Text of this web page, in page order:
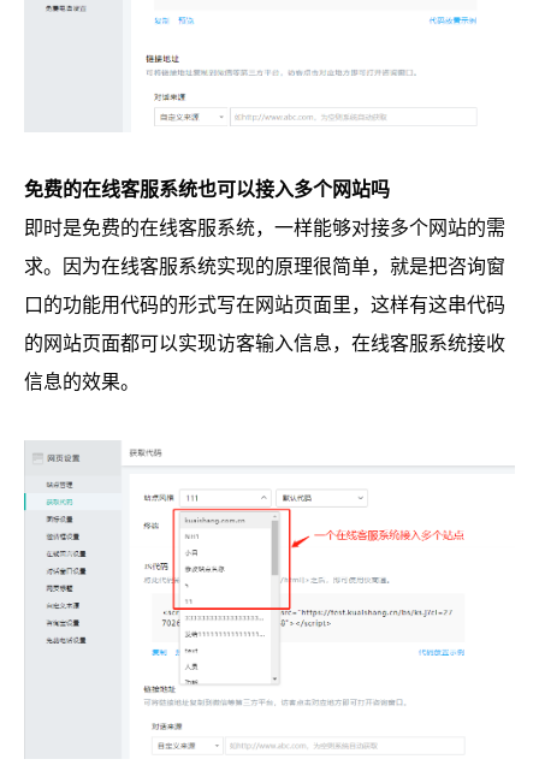
免费的在线客服系统也可以接入多个网站吗
即时是免费的在线客服系统，一样能够对接多个网站的需
求。因为在线客服系统实现的原理很简单，就是把咨询窗
口的功能用代码的形式写在网站页面里，这样有这串代码
的网站页面都可以实现访客输入信息，在线客服系统接收
信息的效果。